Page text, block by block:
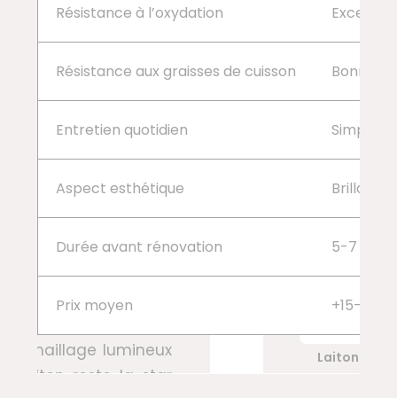
Laiton
Résistance à l’oxydation
Résistance aux graisses de cuisson Bonne
Entretien quotidien Simple
Aspect esthétique
Durée avant rénovation 5-7 ans
Prix moyen +15-